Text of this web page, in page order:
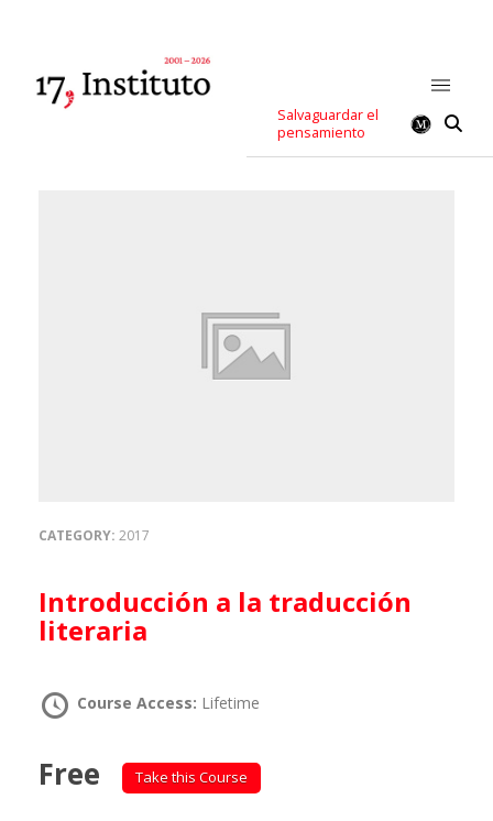
Salvaguardar el
pensamiento
CATEGORY: 2017
Introducción a la traducción
literaria
Course Access: Lifetime
Free Take this Course